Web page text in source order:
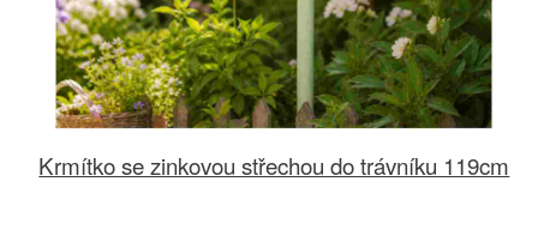
Krmítko se zinkovou střechou do trávníku 119cm